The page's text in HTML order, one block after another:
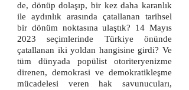
de, dönüp dolaşıp, bir kez daha karanlık
ile aydınlık arasında çatallanan tarihsel
bir dönüm noktasına ulaştık? 14 Mayıs
2023 seçimlerinde Türkiye önünde
çatallanan iki yoldan hangisine girdi? Ve
tüm dünyada popülist otoriteryenizme
direnen, demokrasi ve demokratikleşme
mücadelesi veren hak savunucuları,